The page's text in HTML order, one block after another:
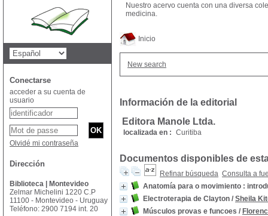
Inicio
New search
Información de la editorial
Editora Manole Ltda.
localizada en : Curitiba
Documentos disponibles de
Refinar búsqueda Consulta a
Anatomía para o movimiento :
Electroterapia de Clayton / Sheila
Músculos provas e funcoes /
Nuestro acervo cuenta con una diversa
medicina.
Conectarse
acceder a su cuenta de
usuario
Olvidé mi contraseña
Dirección
Biblioteca | Montevideo
Zelmar Michelini 1220 C.P
11100 - Montevideo - Uruguay
Teléfono: 2900 7194 int. 20